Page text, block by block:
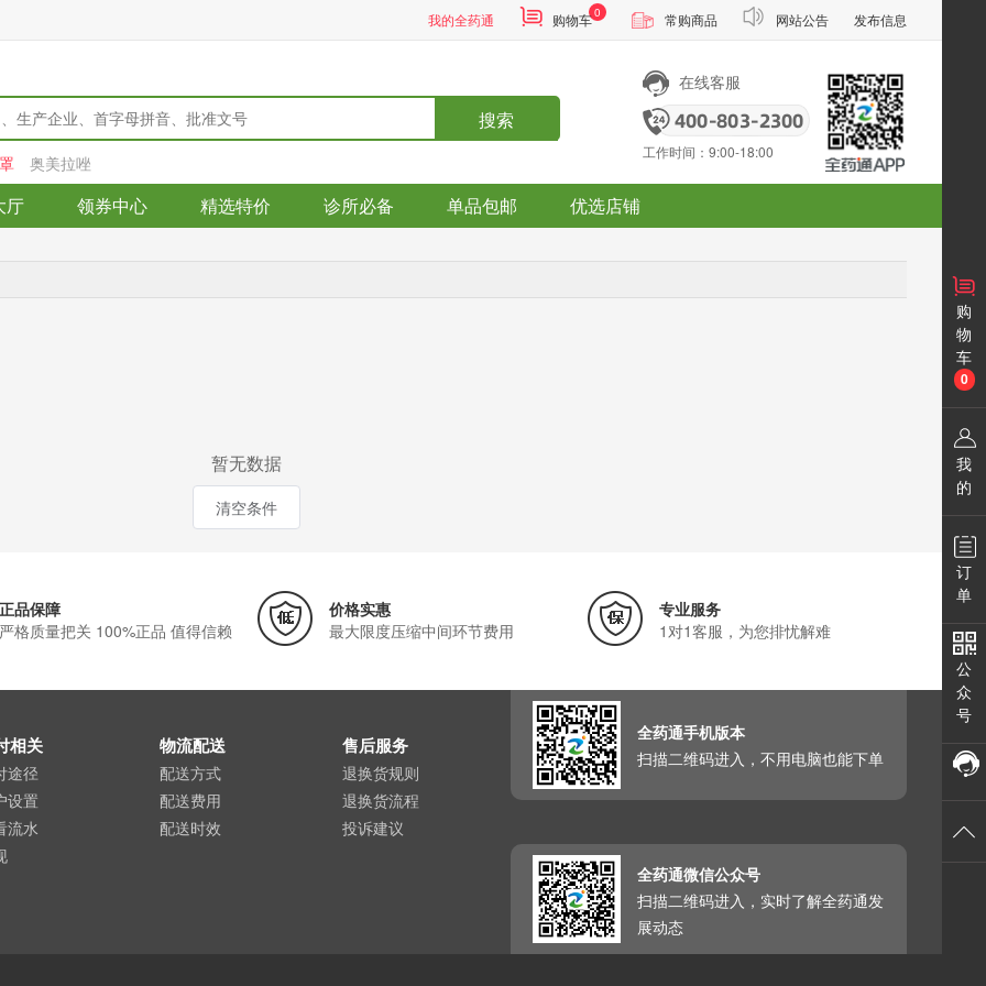
我的全药通 购物车0 常购商品 网站公告 发布信息
搜索
奥美拉唑
在线客服
工作时间：9:00-18:00
厅 领券中心 精选特价 诊所必备 单品包邮 优选店铺
暂无数据
清空条件
购
物
车
0
我
的
订
单
公
众
号
正品保障
严格质量把关 100%正品 值得信赖
价格实惠
最大限度压缩中间环节费用
专业服务
1对1客服，为您排忧解难
相关
途径
设置
流水
物流配送
配送方式
配送费用
配送时效
售后服务
退换货规则
退换货流程
投诉建议
全药通手机版本
扫描二维码进入，不用电脑也能下单
全药通微信公众号
扫描二维码进入，实时了解全药通发
展动态